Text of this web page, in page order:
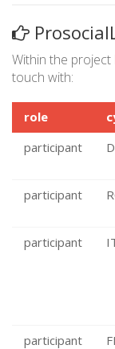
Within the project
touch with:
role
participant
participant
participant
participant
FI